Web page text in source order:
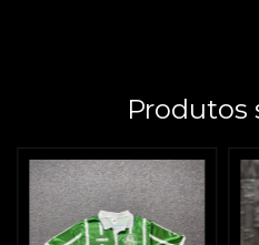
Produtos